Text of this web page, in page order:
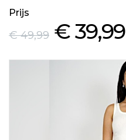
Prijs
€ 49,99 € 39,99